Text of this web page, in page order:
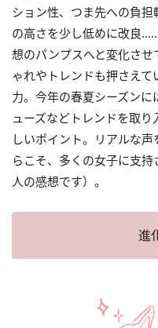
ション性、つま先への負
の高さを少し低めに改良
想のパンプスへと変化さ
ゃれやトレンドも押さえて
力。今年の春夏シーズン
ューズなどトレンドを取
しいポイント。リアルな
らこそ、多くの女子に支
人の感想です）。
進